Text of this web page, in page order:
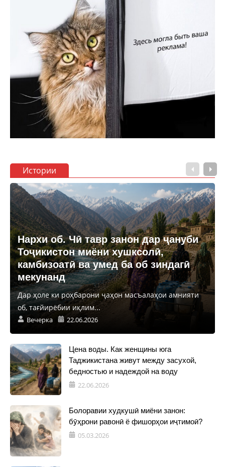
Истории
Нархи об. Чӣ тавр занон дар ҷануби
Тоҷикистон миёни хушксолӣ,
камбизоатӣ ва умед ба об зиндагӣ
мекунанд
Дар ҳоле ки роҳбарони ҷаҳон масъалаҳои амнияти
об, тағйирёбии иқлим...
Вечерка 22.06.2026
Цена воды. Как женщины юга
Таджикистана живут между засухой,
бедностью и надеждой на воду
22.06.2026
Болоравии худкушӣ миёни занон:
бӯҳрони равонӣ ё фишорҳои иҷтимоӣ?
05.03.2026